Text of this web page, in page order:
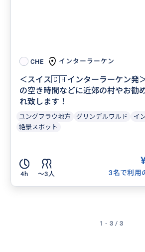
CHE インターラーケン
＜スイス🇨🇭インターラーケン発
の空き時間などに近郊の村やお勧
れ致します！
ユングフラウ地方 グリンデルワルド
イ
絶景スポット
4h 〜3人
3名で利用
1 - 3 / 3